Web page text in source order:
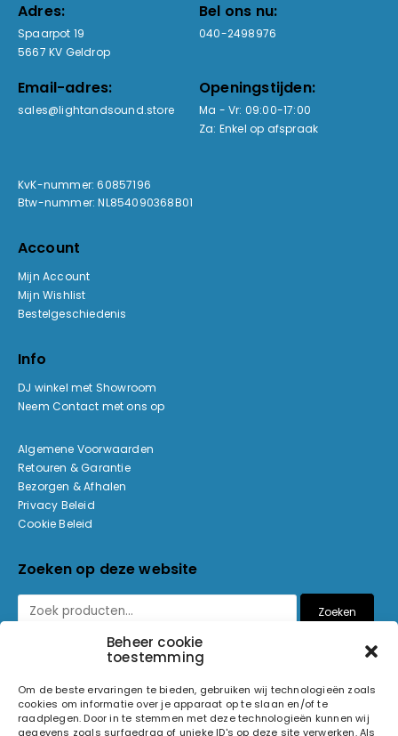
Beheer cookie
toestemming
Om de beste ervaringen te bieden, gebruiken wij technologieën zoals
cookies om informatie over je apparaat op te slaan en/of te
raadplegen. Door in te stemmen met deze technologieën kunnen wij
gegevens zoals surfgedrag of unieke ID's op deze site verwerken. Als
Adres:
Spaarpot 19
5667 KV Geldrop
Bel ons nu:
040-2498976
Email-adres:
sales@lightandsound.store
Openingstijden:
Ma - Vr: 09:00-17:00
Za: Enkel op afspraak
KvK-nummer: 60857196
Btw-nummer: NL854090368B01
Account
Mijn Account
Mijn Wishlist
Bestelgeschiedenis
Info
DJ winkel met Showroom
Neem Contact met ons op
Algemene Voorwaarden
Retouren & Garantie
Bezorgen & Afhalen
Privacy Beleid
Cookie Beleid
Zoeken op deze website
Zoeken